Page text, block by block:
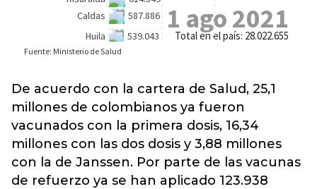
De acuerdo con la cartera de Salud, 25,1
millones de colombianos ya fueron
vacunados con la primera dosis, 16,34
millones con las dos dosis y 3,88 millones
con la de Janssen. Por parte de las vacunas
de refuerzo ya se han aplicado 123.938